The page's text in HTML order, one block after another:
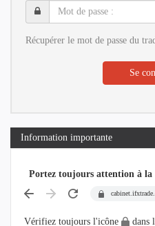
Mot
de
Récupérer le mot de passe du
Se
Information importante
Portez toujours attention à la
Vérifiez toujours l'icône dans